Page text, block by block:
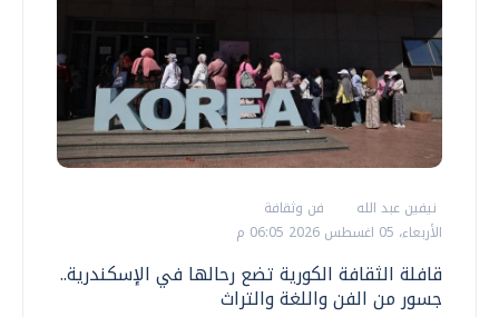
نيفين عبد الله
فن وثقافة
الأربعاء، 05 اغسطس 2026 06:05 م
قافلة الثقافة الكورية تضع رحالها في الإسكندرية..
جسور من الفن واللغة والتراث